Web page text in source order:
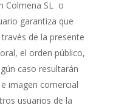
Colmena SL o
garantiza que
de la presente
el orden público,
caso resultarán
imagen comercial
usuarios de la